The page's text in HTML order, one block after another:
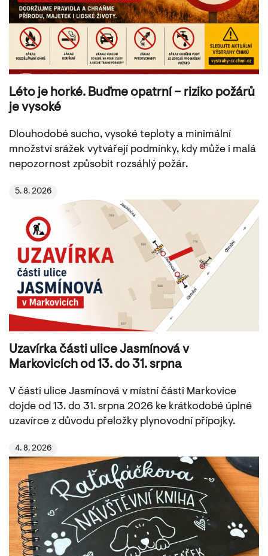
Léto je horké. Buďme opatrní – riziko požárů
je vysoké
Dlouhodobé sucho, vysoké teploty a minimální
množství srážek vytvářejí podmínky, kdy může i malá
nepozornost způsobit rozsáhlý požár.
5. 8. 2026
Uzavírka části ulice Jasmínová v
Markovicích od 13. do 31. srpna
V části ulice Jasmínová v místní části Markovice
dojde od 13. do 31. srpna 2026 ke krátkodobé úplné
uzavírce z důvodu přeložky plynovodní přípojky.
4. 8. 2026